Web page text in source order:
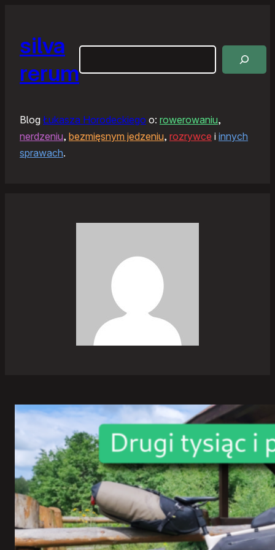
silva
rerum
Blog Łukasza Horodeckiego o: rowerowaniu,
nerdzeniu, bezmięsnym jedzeniu, rozrywce i innych
sprawach.